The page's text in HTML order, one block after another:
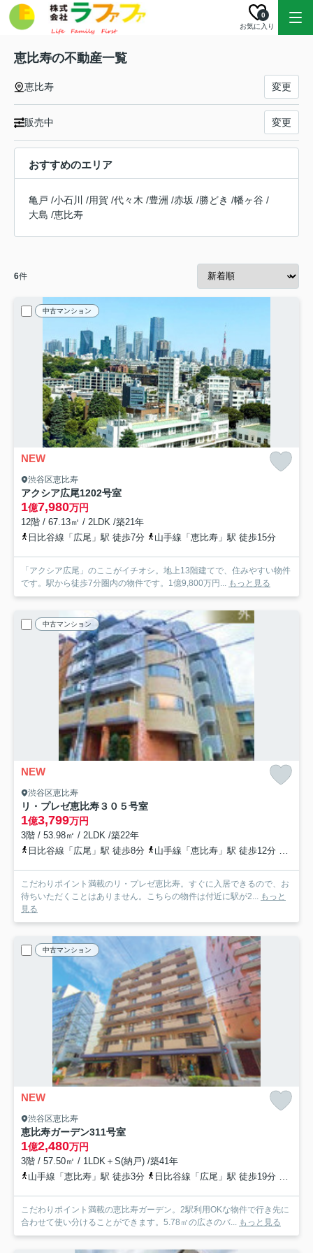
お気に入り
0
恵比寿の不動産一覧
恵比寿 変更
販売中 変更
おすすめのエリア
亀戸 /小石川 /用賀 /代々木 /豊洲 /赤坂 /勝どき /幡ヶ谷 /
大島 /恵比寿
6件
中古マンション
NEW
渋谷区恵比寿
アクシア広尾1202号室
1億7,980万円
12階 / 67.13㎡ / 2LDK /築21年
日比谷線「広尾」駅 徒歩7分
山手線「恵比寿」駅 徒歩15分
「アクシア広尾」のここがイチオシ。地上13階建てで、住みやすい物件
です。駅から徒歩7分圏内の物件です。1億9,800万円... もっと見る
中古マンション
NEW
渋谷区恵比寿
リ・プレゼ恵比寿３０５号室
1億3,799万円
3階 / 53.98㎡ / 2LDK /築22年
日比谷線「広尾」駅 徒歩8分
山手線「恵比寿」駅 徒歩12分 南北
こだわりポイント満載のリ・プレゼ恵比寿。すぐに入居できるので、お
待ちいただくことはありません。こちらの物件は付近に駅が2... もっと
見る
中古マンション
NEW
渋谷区恵比寿
恵比寿ガーデン311号室
1億2,480万円
3階 / 57.50㎡ / 1LDK＋S(納戸) /築41年
山手線「恵比寿」駅 徒歩3分
日比谷線「広尾」駅 徒歩19分 山手
こだわりポイント満載の恵比寿ガーデン。2駅利用OKな物件で行き先に
合わせて使い分けることができます。5.78㎡の広さのバ... もっと見る